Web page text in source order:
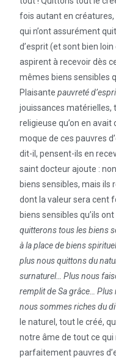
fois autant en
qui n’ont assurément
d’esprit (et sont bien loin
aspirent à recevoir dès
mêmes biens sensibles
Plaisantepauvreté
jouissances matérielles,
religieuse qu’on en
moque de ces pauvres
dit-il, pensent-ils en
saint docteur ajoute :
biens sensibles, mais ils
dont la valeur sera cent
biens sensibles qu’ils
quitterons tous les biens
à la place de biens
plus nous quittons du
surnaturel… Plus nous
remplit de Sa grâce…
nous sommes riches du
le naturel, tout le créé,
notre âme de tout ce qui
parfaitement pauvres